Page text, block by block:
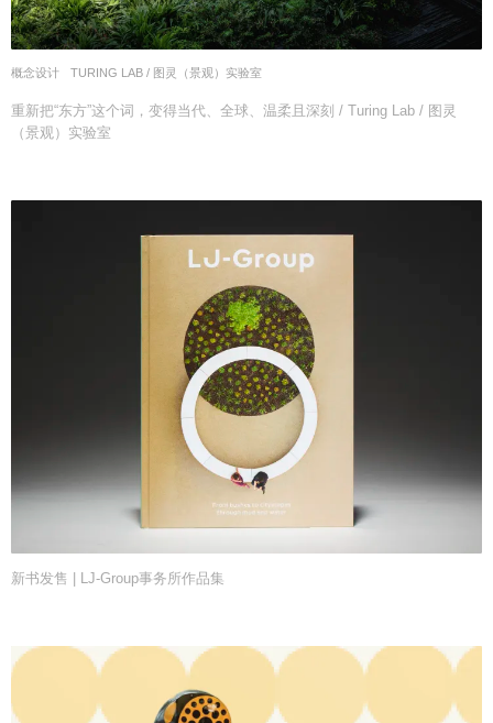
概念设计 TURING LAB / 图灵（景观）实验室
重新把“东方”这个词，变得当代、全球、温柔且深刻 / Turing Lab / 图灵
（景观）实验室
新书发售 | LJ-Group事务所作品集